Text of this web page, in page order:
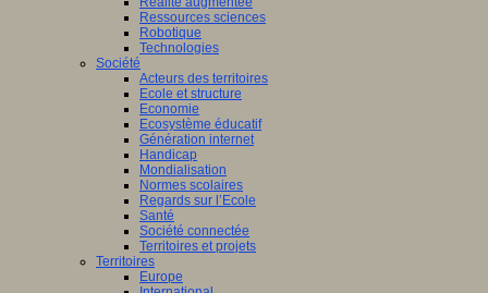
Ressources sciences
Robotique
Technologies
Société
Acteurs des territoires
Ecole et structure
Economie
Ecosystème éducatif
Génération internet
Handicap
Mondialisation
Normes scolaires
Regards sur l’Ecole
Santé
Société connectée
Territoires et projets
Territoires
Europe